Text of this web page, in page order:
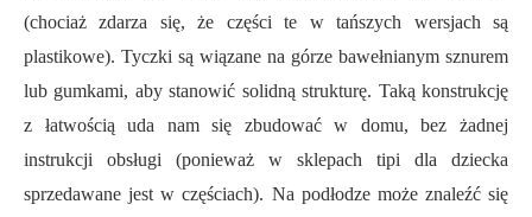
(chociaż zdarza się, że części te w tańszych wersjach są
plastikowe). Tyczki są wiązane na górze bawełnianym sznurem
lub gumkami, aby stanowić solidną strukturę. Taką konstrukcję
z łatwością uda nam się zbudować w domu, bez żadnej
instrukcji obsługi (ponieważ w sklepach tipi dla dziecka
sprzedawane jest w częściach). Na podłodze może znaleźć się